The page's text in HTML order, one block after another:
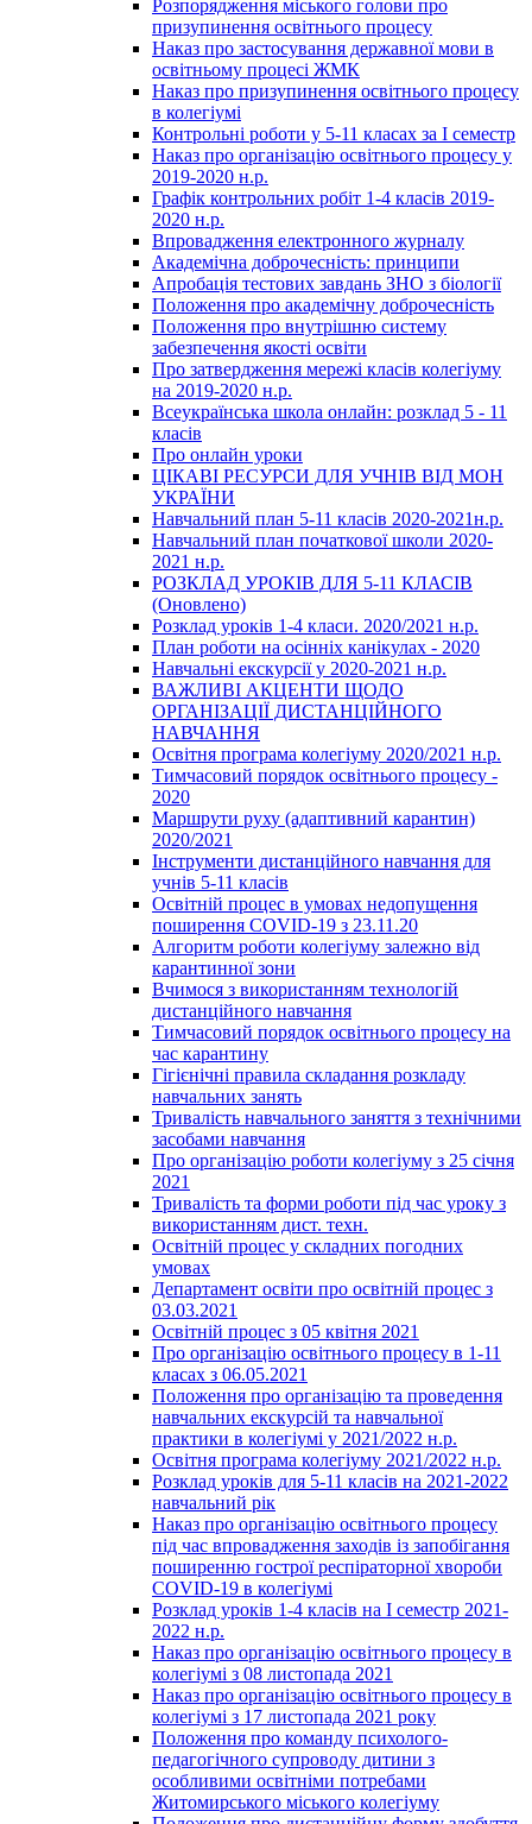
Розпорядження міського голови про
призупинення освітнього процесу
Наказ про застосування державної мови в
освітньому процесі ЖМК
Наказ про призупинення освітнього процесу
в колегіумі
Контрольні роботи у 5-11 класах за І семестр
Наказ про організацію освітнього процесу у
2019-2020 н.р.
Графік контрольних робіт 1-4 класів 2019-
2020 н.р.
Впровадження електронного журналу
Академічна доброчесність: принципи
Апробація тестових завдань ЗНО з біології
Положення про академічну доброчесність
Положення про внутрішню систему
забезпечення якості освіти
Про затвердження мережі класів колегіуму
на 2019-2020 н.р.
Всеукраїнська школа онлайн: розклад 5 - 11
класів
Про онлайн уроки
ЦІКАВІ РЕСУРСИ ДЛЯ УЧНІВ ВІД МОН
УКРАЇНИ
Навчальний план 5-11 класів 2020-2021н.р.
Навчальний план початкової школи 2020-
2021 н.р.
РОЗКЛАД УРОКІВ ДЛЯ 5-11 КЛАСІВ
(Оновлено)
Розклад уроків 1-4 класи. 2020/2021 н.р.
План роботи на осінніх канікулах - 2020
Навчальні екскурсії у 2020-2021 н.р.
ВАЖЛИВІ АКЦЕНТИ ЩОДО
ОРГАНІЗАЦІЇ ДИСТАНЦІЙНОГО
НАВЧАННЯ
Освітня програма колегіуму 2020/2021 н.р.
Тимчасовий порядок освітнього процесу -
2020
Маршрути руху (адаптивний карантин)
2020/2021
Інструменти дистанційного навчання для
учнів 5-11 класів
Освітній процес в умовах недопущення
поширення COVID-19 з 23.11.20
Алгоритм роботи колегіуму залежно від
карантинної зони
Вчимося з використанням технологій
дистанційного навчання
Тимчасовий порядок освітнього процесу на
час карантину
Гігієнічні правила складання розкладу
навчальних занять
Тривалість навчального заняття з технічними
засобами навчання
Про організацію роботи колегіуму з 25 січня
2021
Тривалість та форми роботи під час уроку з
використанням дист. техн.
Освітній процес у складних погодних
умовах
Департамент освіти про освітній процес з
03.03.2021
Освітній процес з 05 квітня 2021
Про організацію освітнього процесу в 1-11
класах з 06.05.2021
Положення про організацію та проведення
навчальних екскурсій та навчальної
практики в колегіумі у 2021/2022 н.р.
Освітня програма колегіуму 2021/2022 н.р.
Розклад уроків для 5-11 класів на 2021-2022
навчальний рік
Наказ про організацію освітнього процесу
під час впровадження заходів із запобігання
поширенню гострої респіраторної хвороби
COVID-19 в колегіумі
Розклад уроків 1-4 класів на І семестр 2021-
2022 н.р.
Наказ про організацію освітнього процесу в
колегіумі з 08 листопада 2021
Наказ про організацію освітнього процесу в
колегіумі з 17 листопада 2021 року
Положення про команду психолого-
педагогічного супроводу дитини з
особливими освітніми потребами
Житомирського міського колегіуму